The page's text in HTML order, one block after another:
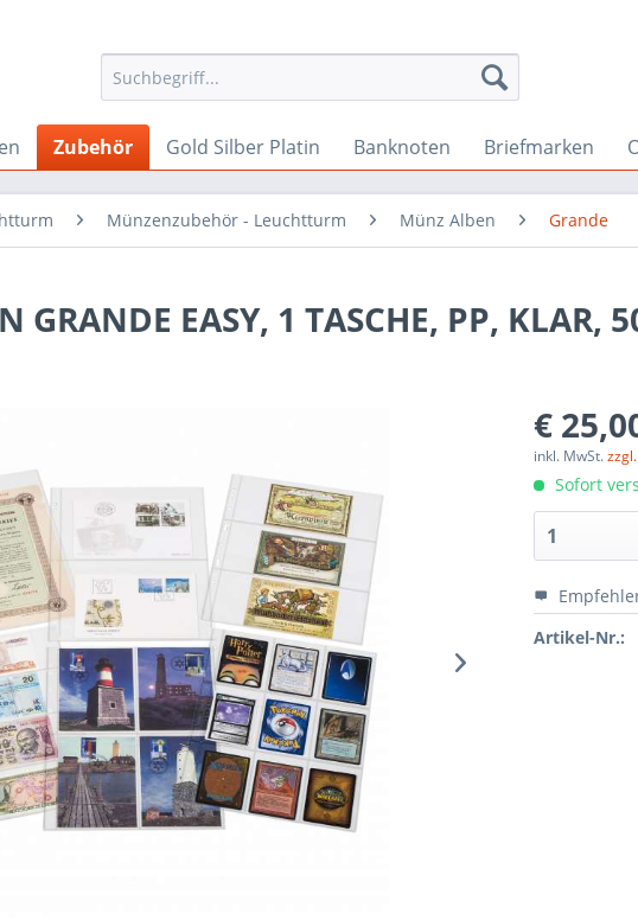
Zubehör Gold Silber Platin Banknoten Briefmarken
Münzenzubehör - Leuchtturm Münz Alben Grande
GRANDE EASY, 1 TASCHE, PP, KLAR,
€
inkl. MwSt.
Sofort
Artikel-Nr.: